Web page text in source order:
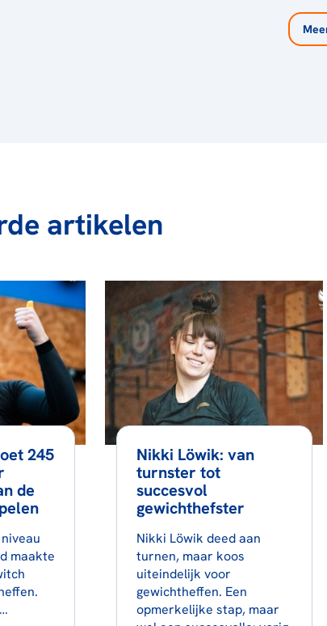
artikelen
245
de
maakte
Nikki Löwik: van
turnster tot
succesvol
gewichthefster
Nikki Löwik deed aan
turnen, maar koos
uiteindelijk voor
gewichtheffen. Een
opmerkelijke stap, maar